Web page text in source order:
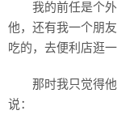
我的前任是个
他，还有我一个朋
吃的，去便利店逛一
那时我只觉得
说：